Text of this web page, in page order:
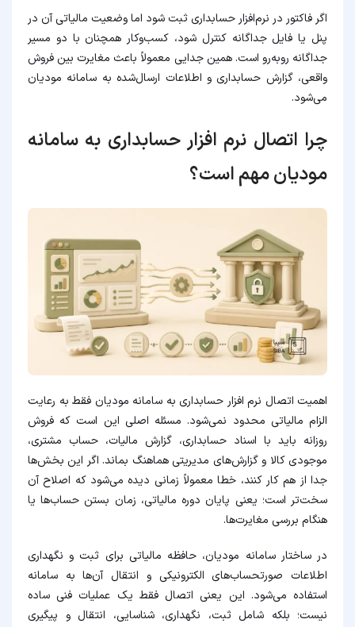
اگر فاکتور در نرم‌افزار حسابداری ثبت شود اما وضعیت مالیاتی آن در
پنل یا فایل جداگانه کنترل شود، کسب‌وکار همچنان با دو مسیر
جداگانه روبه‌رو است. همین جدایی معمولاً باعث مغایرت بین فروش
واقعی، گزارش حسابداری و اطلاعات ارسال‌شده به سامانه مودیان
می‌شود.
چرا اتصال نرم افزار حسابداری به سامانه
مودیان مهم است؟
اهمیت اتصال نرم افزار حسابداری به سامانه مودیان فقط به رعایت
الزام مالیاتی محدود نمی‌شود. مسئله اصلی این است که فروش
روزانه باید با اسناد حسابداری، گزارش مالیات، حساب مشتری،
موجودی کالا و گزارش‌های مدیریتی هماهنگ بماند. اگر این بخش‌ها
جدا از هم کار کنند، خطا معمولاً زمانی دیده می‌شود که اصلاح آن
سخت‌تر است؛ یعنی پایان دوره مالیاتی، زمان بستن حساب‌ها یا
هنگام بررسی مغایرت‌ها.
در ساختار سامانه مودیان، حافظه مالیاتی برای ثبت و نگهداری
اطلاعات صورتحساب‌های الکترونیکی و انتقال آن‌ها به سامانه
استفاده می‌شود. این یعنی اتصال فقط یک عملیات فنی ساده
نیست؛ بلکه شامل ثبت، نگهداری، شناسایی، انتقال و پیگیری